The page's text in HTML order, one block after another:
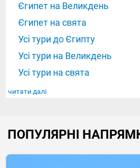
Єгипет на Великдень
Єгипет на свята
Усі тури до Єгипту
Усі тури на Великдень
Усі тури на свята
читати далі
ПОПУЛЯРНІ